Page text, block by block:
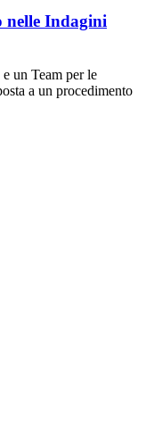
nelle Indagini
un Team per le
a un procedimento